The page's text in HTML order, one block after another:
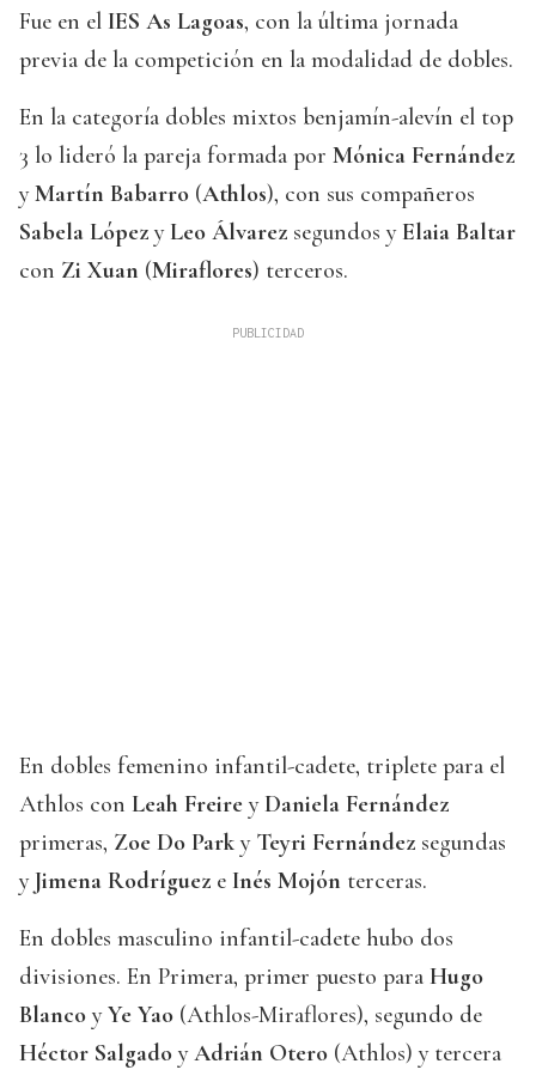
Fue en el IES As Lagoas, con la última jornada
previa de la competición en la modalidad de dobles.
En la categoría dobles mixtos benjamín-alevín el top
3 lo lideró la pareja formada por Mónica Fernández
yMartín Babarro (Athlos), con sus compañeros
Sabela López yLeo Álvarez segundos yElaia Baltar
con Zi Xuan (Miraflores) terceros.
En dobles femenino infantil-cadete, triplete para el
Athlos con Leah Freire yDaniela Fernández
primeras, Zoe Do Park y Teyri Fernández segundas
yJimena Rodríguez e Inés Mojón terceras.
En dobles masculino infantil-cadete hubo dos
divisiones. En Primera, primer puesto para Hugo
Blanco yYe Yao (Athlos-Miraflores), segundo de
Héctor Salgado yAdrián Otero (Athlos) y tercera